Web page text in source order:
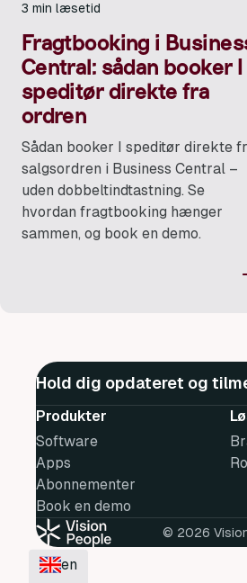
3 min læsetid
Fragtbooking i
Central: sådan booker I
speditør direkte fra
ordren
Sådan booker I speditør direkte
salgsordren i Business Central –
uden dobbeltindtastning. Se
hvordan fragtbooking hænger
sammen, og book en demo.
Hold dig opdateret og
Produkter
Software
Apps
Abonnementer
Book en demo
© 2026
en